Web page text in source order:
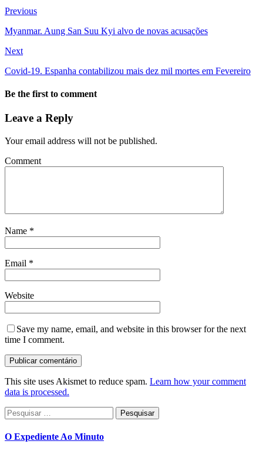
Previous
Myanmar. Aung San Suu Kyi alvo de novas acusações
Next
Covid-19. Espanha contabilizou mais dez mil mortes em Fevereiro
Be the first to comment
Leave a Reply
Your email address will not be published.
Comment
Name *
Email *
Website
Save my name, email, and website in this browser for the next
time I comment.
This site uses Akismet to reduce spam. Learn how your comment
data is processed.
Pesquisar
por:
O Expediente Ao Minuto